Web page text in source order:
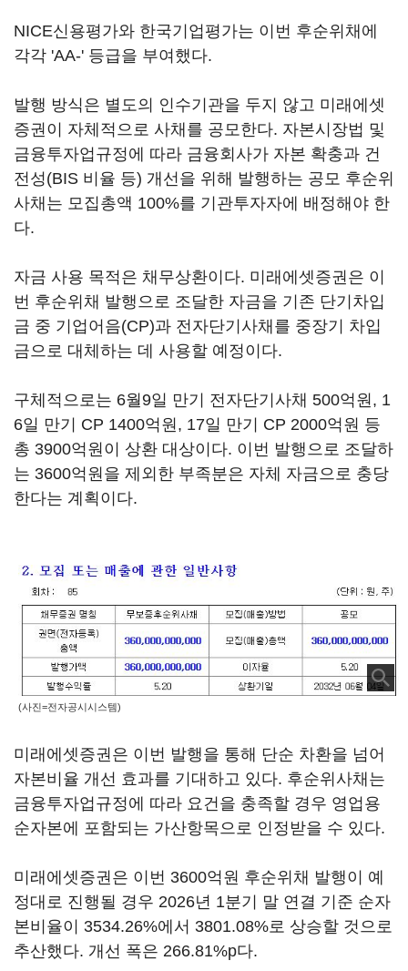
NICE신용평가와 한국기업평가는 이번 후순위채에
각각 'AA-' 등급을 부여했다.
발행 방식은 별도의 인수기관을 두지 않고 미래에셋
증권이 자체적으로 사채를 공모한다. 자본시장법 및
금융투자업규정에 따라 금융회사가 자본 확충과 건
전성(BIS 비율 등) 개선을 위해 발행하는 공모 후순위
사채는 모집총액 100%를 기관투자자에 배정해야 한
다.
자금 사용 목적은 채무상환이다. 미래에셋증권은 이
번 후순위채 발행으로 조달한 자금을 기존 단기차입
금 중 기업어음(CP)과 전자단기사채를 중장기 차입
금으로 대체하는 데 사용할 예정이다.
구체적으로는 6월9일 만기 전자단기사채 500억원, 1
6일 만기 CP 1400억원, 17일 만기 CP 2000억원 등
총 3900억원이 상환 대상이다. 이번 발행으로 조달하
는 3600억원을 제외한 부족분은 자체 자금으로 충당
한다는 계획이다.
(사진=전자공시시스템)
미래에셋증권은 이번 발행을 통해 단순 차환을 넘어
자본비율 개선 효과를 기대하고 있다. 후순위사채는
금융투자업규정에 따라 요건을 충족할 경우 영업용
순자본에 포함되는 가산항목으로 인정받을 수 있다.
미래에셋증권은 이번 3600억원 후순위채 발행이 예
정대로 진행될 경우 2026년 1분기 말 연결 기준 순자
본비율이 3534.26%에서 3801.08%로 상승할 것으로
추산했다. 개선 폭은 266.81%p다.